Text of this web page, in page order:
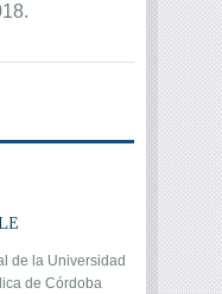
de la Universidad
de Córdoba